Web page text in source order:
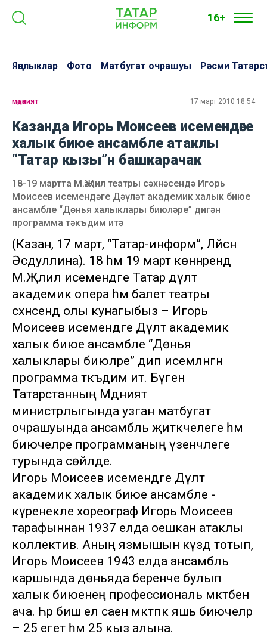
16+
Яңалыклар Фото Матбугат очрашуы Рәсми
мәдәният 17 март 2010 18:54
Казанда Игорь Моисеев исемендәге
халык биюе ансамбле атаклы
“Татар кызы”н башкарачак
18-19 мартта М.Җәлил театры сәхнәсендә Игорь
Моисеев исемендәге Дәүләт академик халык биюе
ансамбле “Дөнья халыклары биюләре” дигән
программа тәкъдим итә
(Казан, 17 март, “Татар-информ”, Ләйсән
Әсәдуллина). 18 һәм 19 март көннәрендә
М.Җәлил исемендәге Татар дәүләт
академик опера һәм балет театры
сәхнәсендә олы кунагыбыз – Игорь
Моисеев исемендәге Дәүләт академик
халык биюе ансамбле “Дөнья
халыклары биюләре” дип исемләнгән
программа тәкъдим итә. Бүген
Татарстанның Мәдәният
министрлыгында узган матбугат
очрашуында ансамбль җитәкчелеге һәм
биючеләре программаның үзенчәлеге
турында сөйләде.
Игорь Моисеев исемендәге Дәүләт
академик халык биюе ансамбле -
күренекле хореограф Игорь Моисеев
тарафыннан 1937 елда оешкан атаклы
коллектив. Аның язмышын күздә тотып,
Игорь Моисеев 1943 елда ансамбль
каршында дөньяда беренче булып
халык биюенең профессиональ мәктәбен
ача. Һәр биш ел саен мәктәпкә яшь биючеләр
– 25 егет һәм 25 кыз алына.